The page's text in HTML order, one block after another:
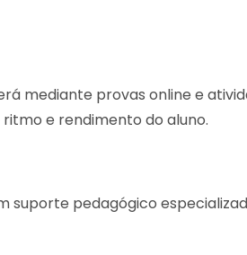
mediante provas online e
e rendimento do aluno.
suporte pedagógico